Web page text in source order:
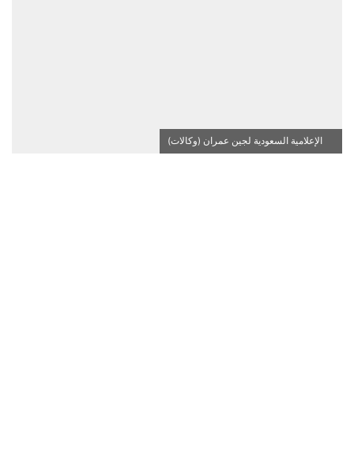
الإعلامية السعودية لجين عمران (وكالات)